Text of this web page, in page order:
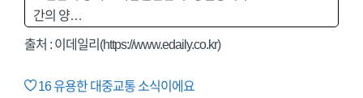
간의 양…
출처 : 이데일리(https://www.edaily.co.kr)
16유용한 대중교통 소식이에요